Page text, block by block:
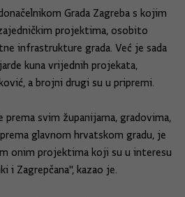
Grada Zagreba s kojim
projektima, osobito
infrastrukture grada. Već je sada
kuna vrijednih projekata,
a brojni drugi su u pripremi.
svim županijama, gradovima,
glavnom hrvatskom gradu, je
onim projektima koji su u interesu
i Zagrepčana", kazao je.